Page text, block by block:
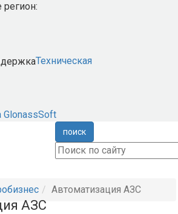
регион:
Техническая
GlonassSoft
поиск
Автоматизация АЗС
АЗС